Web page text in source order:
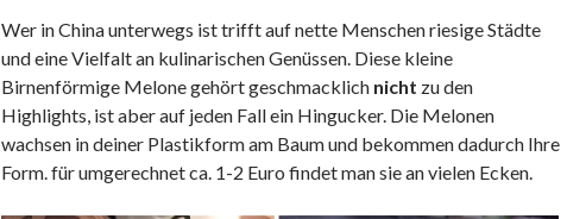
Wer in China unterwegs ist trifft auf nette Menschen riesige Städte
und eine Vielfalt an kulinarischen Genüssen. Diese kleine
Birnenförmige Melone gehört geschmacklich nicht zu den
Highlights, ist aber auf jeden Fall ein Hingucker. Die Melonen
wachsen in deiner Plastikform am Baum und bekommen dadurch Ihre
Form. für umgerechnet ca. 1-2 Euro findet man sie an vielen Ecken.